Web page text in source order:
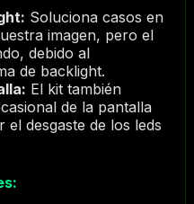
Soluciona casos en
imagen, pero el
debido al
de backlight.
El kit también
de la pantalla
desgaste de los leds